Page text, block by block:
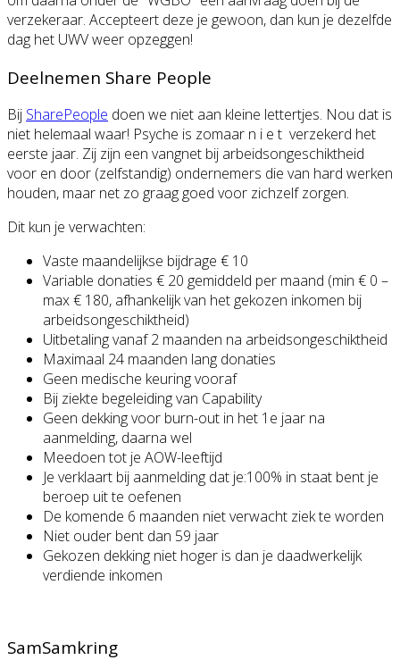
verzekeraar. Accepteert deze je gewoon, dan kun je dezelfde
dag het UWV weer opzeggen!
Deelnemen Share People
Bij SharePeople doen we niet aan kleine lettertjes. Nou dat is
niet helemaal waar! Psyche is zomaar n i e t verzekerd het
eerste jaar. Zij zijn een vangnet bij arbeidsongeschiktheid
voor en door (zelfstandig) ondernemers die van hard werken
houden, maar net zo graag goed voor zichzelf zorgen.
Dit kun je verwachten:
Vaste maandelijkse bijdrage € 10
Variable donaties € 20 gemiddeld per maand (min € 0 –
max € 180, afhankelijk van het gekozen inkomen bij
arbeidsongeschiktheid)
Uitbetaling vanaf 2 maanden na arbeidsongeschiktheid
Maximaal 24 maanden lang donaties
Geen medische keuring vooraf
Bij ziekte begeleiding van Capability
Geen dekking voor burn-out in het 1e jaar na
aanmelding, daarna wel
Meedoen tot je AOW-leeftijd
Je verklaart bij aanmelding dat je:100% in staat bent je
beroep uit te oefenen
De komende 6 maanden niet verwacht ziek te worden
Niet ouder bent dan 59 jaar
Gekozen dekking niet hoger is dan je daadwerkelijk
verdiende inkomen
SamSamkring